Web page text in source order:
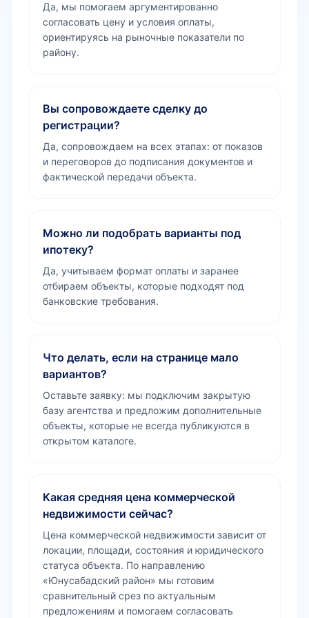
Да, мы помогаем аргументированно
согласовать цену и условия оплаты,
ориентируясь на рыночные показатели по
району.
Вы сопровождаете сделку до
регистрации?
Да, сопровождаем на всех этапах: от показов
и переговоров до подписания документов и
фактической передачи объекта.
Можно ли подобрать варианты под
ипотеку?
Да, учитываем формат оплаты и заранее
отбираем объекты, которые подходят под
банковские требования.
Что делать, если на странице мало
вариантов?
Оставьте заявку: мы подключим закрытую
базу агентства и предложим дополнительные
объекты, которые не всегда публикуются в
открытом каталоге.
Какая средняя цена коммерческой
недвижимости сейчас?
Цена коммерческой недвижимости зависит от
локации, площади, состояния и юридического
статуса объекта. По направлению
«Юнусабадский район» мы готовим
сравнительный срез по актуальным
предложениям и помогаем согласовать